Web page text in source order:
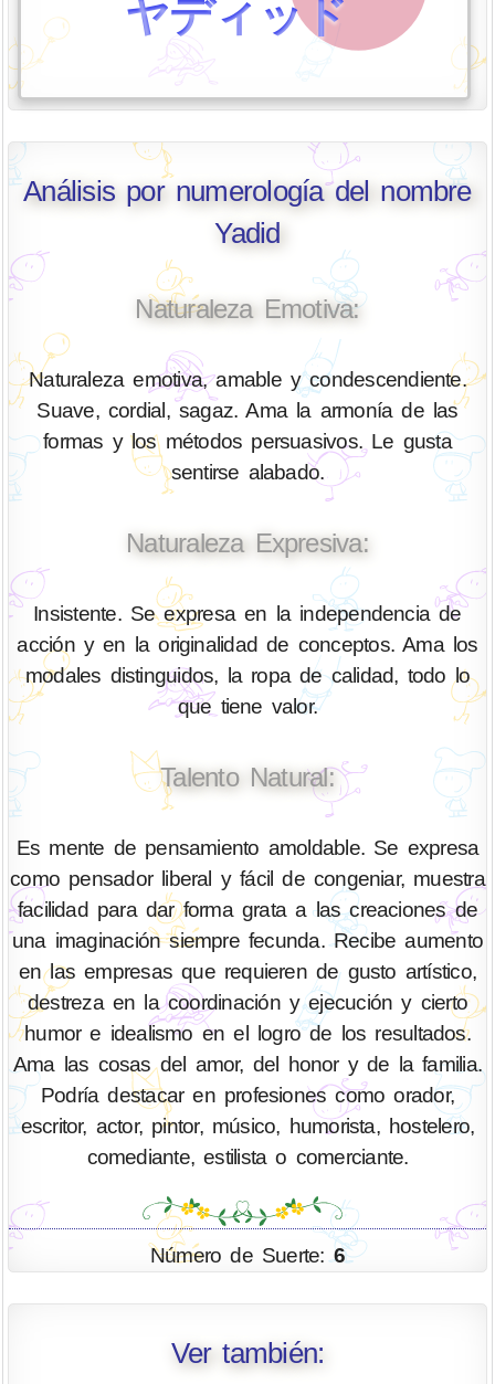
ヤディッド
Análisis por numerología del nombre
Yadid
Naturaleza Emotiva:
Naturaleza emotiva, amable y condescendiente.
Suave, cordial, sagaz. Ama la armonía de las
formas y los métodos persuasivos. Le gusta
sentirse alabado.
Naturaleza Expresiva:
Insistente. Se expresa en la independencia de
acción y en la originalidad de conceptos. Ama los
modales distinguidos, la ropa de calidad, todo lo
que tiene valor.
Talento Natural:
Es mente de pensamiento amoldable. Se expresa
como pensador liberal y fácil de congeniar, muestra
facilidad para dar forma grata a las creaciones de
una imaginación siempre fecunda. Recibe aumento
en las empresas que requieren de gusto artístico,
destreza en la coordinación y ejecución y cierto
humor e idealismo en el logro de los resultados.
Ama las cosas del amor, del honor y de la familia.
Podría destacar en profesiones como orador,
escritor, actor, pintor, músico, humorista, hostelero,
comediante, estilista o comerciante.
Número de Suerte:6
Ver también: